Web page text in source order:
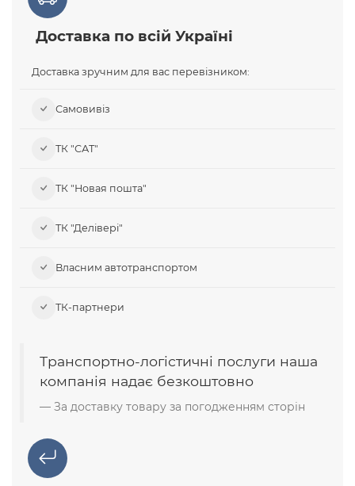
Доставка по всій Україні
Доставка зручним для вас перевізником:
Самовивіз​
ТК "САТ"
ТК "Новая пошта"
ТК "Делівері"
Власним автотранспортом
ТК-партнери
Транспортно-логістичні послуги наша
компанія надає безкоштовно
За доставку товару за погодженням сторін